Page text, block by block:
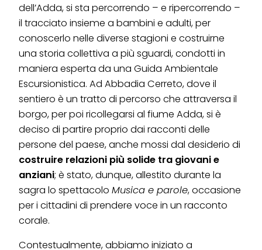
dell’Adda, si sta percorrendo – e ripercorrendo –
il tracciato insieme a bambini e adulti, per
conoscerlo nelle diverse stagioni e costruirne
una storia collettiva a più sguardi, condotti in
maniera esperta da una Guida Ambientale
Escursionistica. Ad Abbadia Cerreto, dove il
sentiero è un tratto di percorso che attraversa il
borgo, per poi ricollegarsi al fiume Adda, si è
deciso di partire proprio dai racconti delle
persone del paese, anche mossi dal desiderio di
costruire relazioni più solide tra giovani e
anziani; è stato, dunque, allestito durante la
sagra lo spettacolo Musica e parole, occasione
per i cittadini di prendere voce in un racconto
corale.
Contestualmente, abbiamo iniziato a